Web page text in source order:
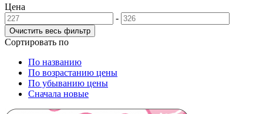
Цена
-
Сортировать по
По названию
По возрастанию цены
По убыванию цены
Сначала новые